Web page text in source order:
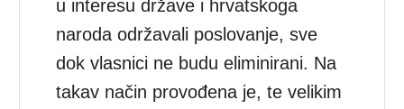
u interesu države i hrvatskoga
naroda održavali poslovanje, sve
dok vlasnici ne budu eliminirani. Na
takav način provođena je, te velikim